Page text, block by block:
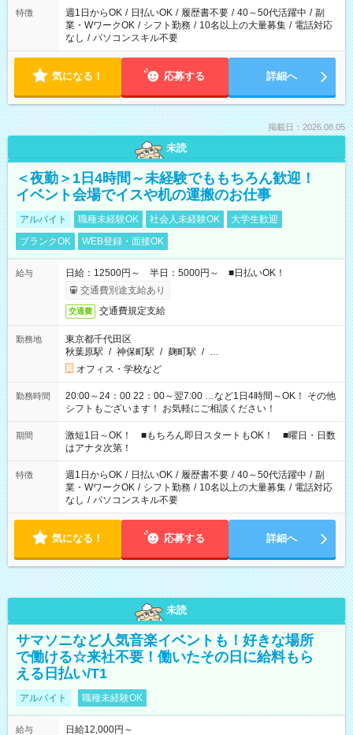
特徴 週1日からOK / 日払いOK / 履歴書不要 / 40～50代活躍中 / 副
業・WワークOK / シフト勤務 / 10名以上の大量募集 / 電話対応
なし / パソコンスキル不要
気になる！ 応募する 詳細へ
掲載日：2026.08.05
未読
＜夜勤＞1日4時間～未経験でももちろん歓迎！
イベント会場でイスや机の運搬のお仕事
アルバイト 職種未経験OK 社会人未経験OK
大学生歓迎
ブランクOK
WEB登録・面接OK
給与
日給：12500円～ 半日：5000円～ ■日払いOK！
交通費別途支給あり
交通費 交通費規定支給
勤務地
東京都千代田区
秋葉原駅 / 神保町駅 / 麹町駅 / …
オフィス・学校など
勤務時間
20:00～24：00 22：00～翌7:00 …など1日4時間～OK！ その他
シフトもございます！ お気軽にご相談ください！
期間
激短1日～OK！ ■もちろん即日スタートもOK！ ■曜日・日数
はアナタ次第！
特徴 週1日からOK / 日払いOK / 履歴書不要 / 40～50代活躍中 / 副
業・WワークOK / シフト勤務 / 10名以上の大量募集 / 電話対応
なし / パソコンスキル不要
気になる！ 応募する 詳細へ
未読
サマソニなど人気音楽イベントも！好きな場所
で働ける☆来社不要！働いたその日に給料もら
える日払い/T1
アルバイト 職種未経験OK
給与
日給12,000円～